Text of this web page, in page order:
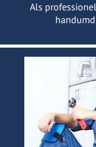
Als